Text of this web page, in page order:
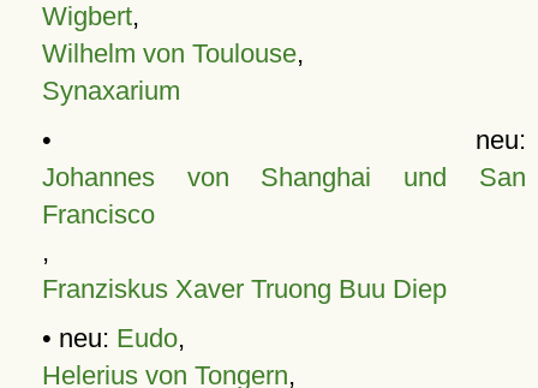
Wigbert,
Wilhelm von Toulouse,
Synaxarium
• neu:
Johannes von Shanghai und San
Francisco
,
Franziskus Xaver Truong Buu Diep
• neu: Eudo,
Helerius von Tongern,